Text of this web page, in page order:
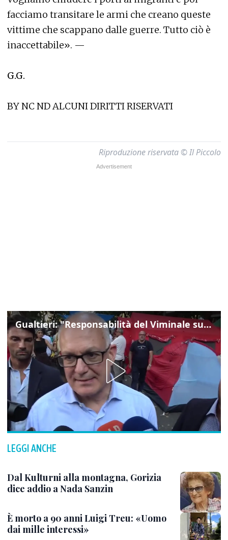
facciamo transitare le armi che creano queste
vittime che scappano dalle guerre. Tutto ciò è
inaccettabile». —
G.G.
BY NC ND ALCUNI DIRITTI RISERVATI
Riproduzione riservata © Il Piccolo
Gualtieri: "Responsabilità del Viminale su Spin Time? La posizione dei partiti è nota"
LEGGI ANCHE
Dal Kulturni alla montagna, Gorizia
dice addio a Nada Sanzin
È morto a 90 anni Luigi Treu: «Uomo
dai mille interessi»